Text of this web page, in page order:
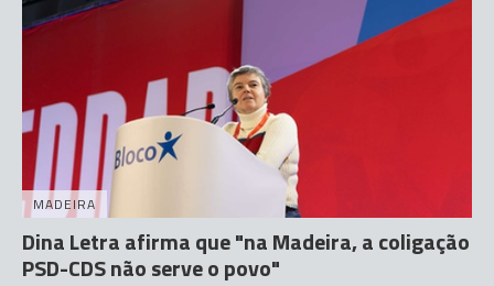
MADEIRA
Dina Letra afirma que "na Madeira, a coligação
PSD-CDS não serve o povo"